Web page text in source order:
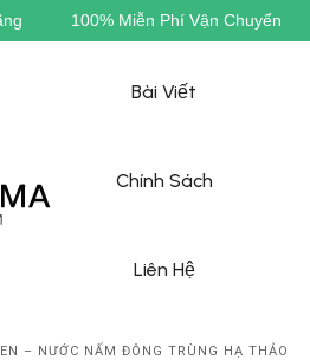
Ưu Đãi - Giảm Ngay 20% Khi Đặt Hàng
Bài Viết
Chính Sách
Liên Hệ
– NƯỚC NẤM ĐÔNG TRÙNG HẠ THẢO